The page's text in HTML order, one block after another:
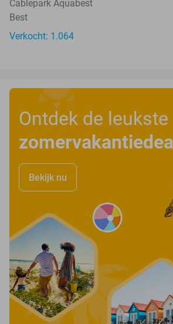
Cablepark Aquabest
Best
Verkocht: 1.064
Ontdek de leukste
Bekijk nu